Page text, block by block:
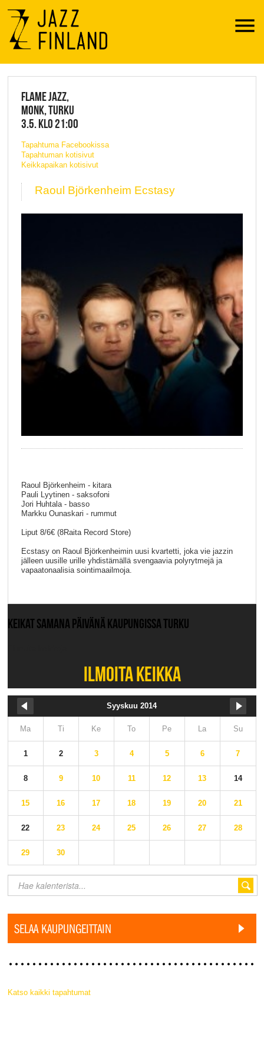
Menu
JAZZ FINLAND LIVE
FLAME JAZZ,
MONK, TURKU
3.5. KLO 21:00
Tapahtuma Facebookissa
Tapahtuman kotisivut
Keikkapaikan kotisivut
Raoul Björkenheim Ecstasy
Raoul Björkenheim - kitara
Pauli Lyytinen - saksofoni
Jori Huhtala - basso
Markku Ounaskari - rummut
Liput 8/6€ (8Raita Record Store)
Ecstasy on Raoul Björkenheimin uusi kvartetti, joka vie jazzin
jälleen uusille urille yhdistämällä svengaavia polyrytmejä ja
vapaatonaalisia sointimaailmoja.
KEIKAT SAMANA PÄIVÄNÄ KAUPUNGISSA TURKU
ILMOITA KEIKKA
Syyskuu 2014
Ma Ti Ke To Pe La Su
1 2 3 4 5 6 7
8 9 10 11 12 13 14
15 16 17 18 19 20 21
22 23 24 25 26 27 28
29 30
SELAA KAUPUNGEITTAIN
Katso kaikki tapahtumat